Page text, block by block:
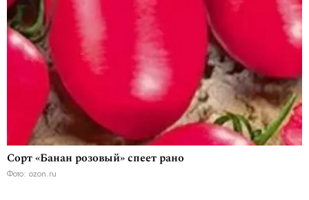
Сорт «Банан розовый» спеет рано
Фото: ozon.ru